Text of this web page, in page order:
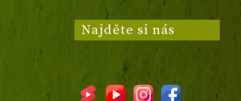
Najděte si nás